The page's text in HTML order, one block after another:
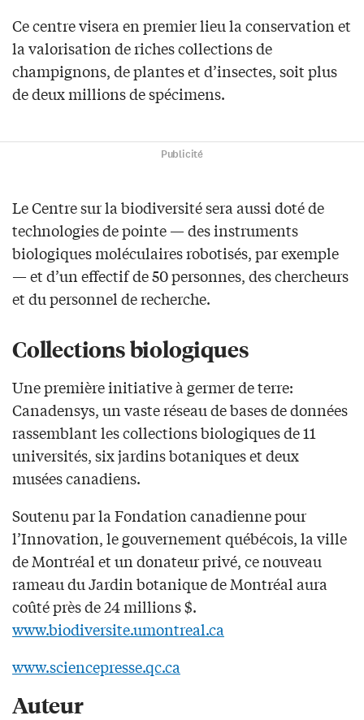
Ce centre visera en premier lieu la conservation et
la valorisation de riches collections de
champignons, de plantes et d’insectes, soit plus
de deux millions de spécimens.
Publicité
Le Centre sur la biodiversité sera aussi doté de
technologies de pointe — des instruments
biologiques moléculaires robotisés, par exemple
— et d’un effectif de 50 personnes, des chercheurs
et du personnel de recherche.
Collections biologiques
Une première initiative à germer de terre:
Canadensys, un vaste réseau de bases de données
rassemblant les collections biologiques de 11
universités, six jardins botaniques et deux
musées canadiens.
Soutenu par la Fondation canadienne pour
l’Innovation, le gouvernement québécois, la ville
de Montréal et un donateur privé, ce nouveau
rameau du Jardin botanique de Montréal aura
coûté près de 24 millions $.
www.biodiversite.umontreal.ca
www.sciencepresse.qc.ca
Auteur